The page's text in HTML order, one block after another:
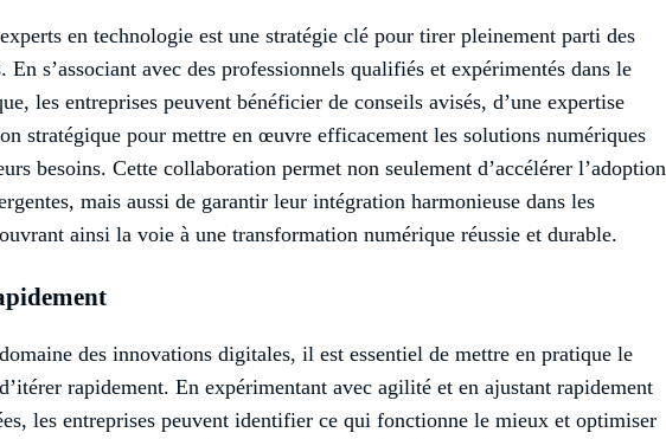
en technologie est une stratégie clé pour tirer pleinement parti des
s’associant avec des professionnels qualifiés et expérimentés dans le
les entreprises peuvent bénéficier de conseils avisés, d’une expertise
stratégique pour mettre en œuvre efficacement les solutions numériques
besoins. Cette collaboration permet non seulement d’accélérer l’adoption
mais aussi de garantir leur intégration harmonieuse dans les
ainsi la voie à une transformation numérique réussie et durable.
des innovations digitales, il est essentiel de mettre en pratique le
rapidement. En expérimentant avec agilité et en ajustant rapidement
les entreprises peuvent identifier ce qui fonctionne le mieux et optimiser